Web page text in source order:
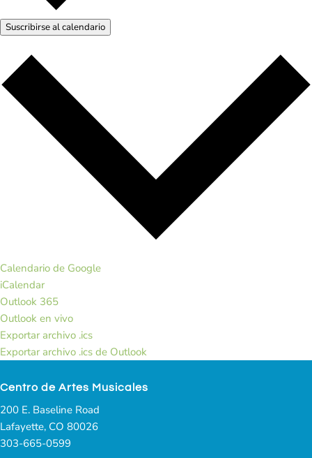
Suscribirse al calendario
Calendario de Google
iCalendar
Outlook 365
Outlook en vivo
Exportar archivo .ics
Exportar archivo .ics de Outlook
Centro de Artes Musicales
200 E. Baseline Road
Lafayette, CO 80026
303-665-0599